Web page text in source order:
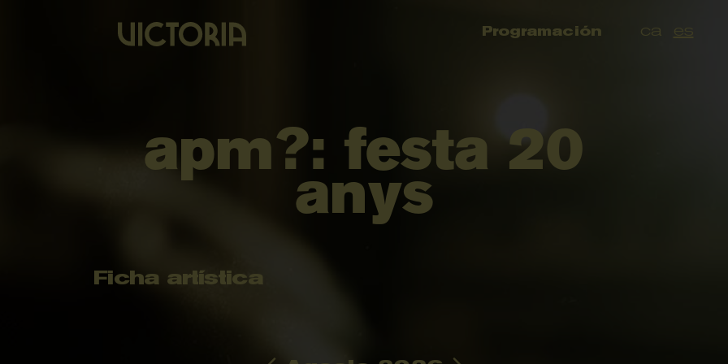
ca es
Programación
apm?: festa 20
anys
Ficha artística